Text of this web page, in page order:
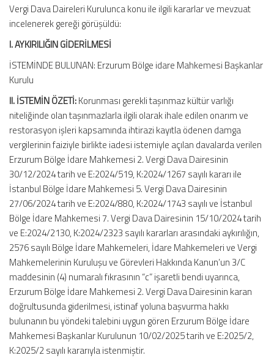
Vergi Dava Daireleri Kurulunca konu ile ilgili kararlar ve mevzuat
incelenerek gereği görüşüldü:
I. AYKIRILIĞIN GİDERİLMESİ
İSTEMİNDE BULUNAN: Erzurum Bölge idare Mahkemesi Başkanlar
Kurulu
II. İSTEMİN ÖZETİ:Korunması gerekli taşınmaz kültür varlığı
niteliğinde olan taşınmazlarla ilgili olarak ihale edilen onarım ve
restorasyon işleri kapsamında ihtirazi kayıtla ödenen damga
vergilerinin faiziyle birlikte iadesi istemiyle açılan davalarda verilen
Erzurum Bölge İdare Mahkemesi 2. Vergi Dava Dairesinin
30/12/2024 tarih ve E:2024/519, K:2024/1267 sayılı kararı ile
İstanbul Bölge İdare Mahkemesi 5. Vergi Dava Dairesinin
27/06/2024 tarih ve E:2024/880, K:2024/1743 sayılı ve İstanbul
Bölge İdare Mahkemesi 7. Vergi Dava Dairesinin 15/10/2024 tarih
ve E:2024/2130, K:2024/2323 sayılı kararları arasındaki aykırılığın,
2576 sayılı Bölge İdare Mahkemeleri, İdare Mahkemeleri ve Vergi
Mahkemelerinin Kuruluşu ve Görevleri Hakkında Kanun’un 3/C
maddesinin (4) numaralı fıkrasının “c” işaretli bendi uyarınca,
Erzurum Bölge İdare Mahkemesi 2. Vergi Dava Dairesinin karan
doğrultusunda giderilmesi, istinaf yoluna başvurma hakkı
bulunanın bu yöndeki talebini uygun gören Erzurum Bölge İdare
Mahkemesi Başkanlar Kurulunun 10/02/2025 tarih ve E:2025/2,
K:2025/2 sayılı kararıyla istenmiştir.